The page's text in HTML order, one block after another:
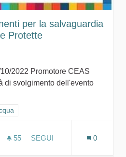
per la salvaguardia
Protette
2022 Promotore CEAS
di svolgimento dell'evento
GOAL 14 - Vita sott'acqua
55 55 SOSTENITORI
SEGUI
0